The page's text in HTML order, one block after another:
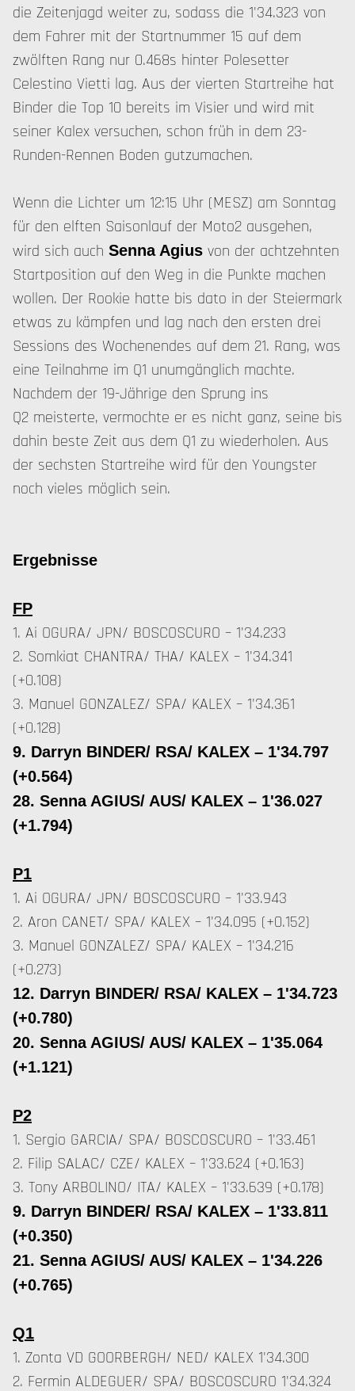
die Zeitenjagd weiter zu, sodass die 1'34.323 von
dem Fahrer mit der Startnummer 15 auf dem
zwölften Rang nur 0.468s hinter Polesetter
Celestino Vietti lag. Aus der vierten Startreihe hat
Binder die Top 10 bereits im Visier und wird mit
seiner Kalex versuchen, schon früh in dem 23-
Runden-Rennen Boden gutzumachen.
Wenn die Lichter um 12:15 Uhr (MESZ) am Sonntag
für den elften Saisonlauf der Moto2 ausgehen,
wird sich auch Senna Agius von der achtzehnten
Startposition auf den Weg in die Punkte machen
wollen. Der Rookie hatte bis dato in der Steiermark
etwas zu kämpfen und lag nach den ersten drei
Sessions des Wochenendes auf dem 21. Rang, was
eine Teilnahme im Q1 unumgänglich machte.
Nachdem der 19-Jährige den Sprung ins
Q2 meisterte, vermochte er es nicht ganz, seine bis
dahin beste Zeit aus dem Q1 zu wiederholen. Aus
der sechsten Startreihe wird für den Youngster
noch vieles möglich sein.
Ergebnisse
FP
1. Ai OGURA/ JPN/ BOSCOSCURO – 1'34.233
2. Somkiat CHANTRA/ THA/ KALEX – 1'34.341
(+0.108)
3. Manuel GONZALEZ/ SPA/ KALEX – 1'34.361
(+0.128)
9. Darryn BINDER/ RSA/ KALEX – 1'34.797
(+0.564)
28. Senna AGIUS/ AUS/ KALEX – 1'36.027
(+1.794)
P1
1. Ai OGURA/ JPN/ BOSCOSCURO – 1'33.943
2. Aron CANET/ SPA/ KALEX – 1'34.095 (+0.152)
3. Manuel GONZALEZ/ SPA/ KALEX – 1'34.216
(+0.273)
12. Darryn BINDER/ RSA/ KALEX – 1'34.723
(+0.780)
20. Senna AGIUS/ AUS/ KALEX – 1'35.064
(+1.121)
P2
1. Sergio GARCIA/ SPA/ BOSCOSCURO – 1'33.461
2. Filip SALAC/ CZE/ KALEX – 1'33.624 (+0.163)
3. Tony ARBOLINO/ ITA/ KALEX – 1'33.639 (+0.178)
9. Darryn BINDER/ RSA/ KALEX – 1'33.811
(+0.350)
21. Senna AGIUS/ AUS/ KALEX – 1'34.226
(+0.765)
Q1
1. Zonta VD GOORBERGH/ NED/ KALEX 1'34.300
2. Fermin ALDEGUER/ SPA/ BOSCOSCURO 1'34.324